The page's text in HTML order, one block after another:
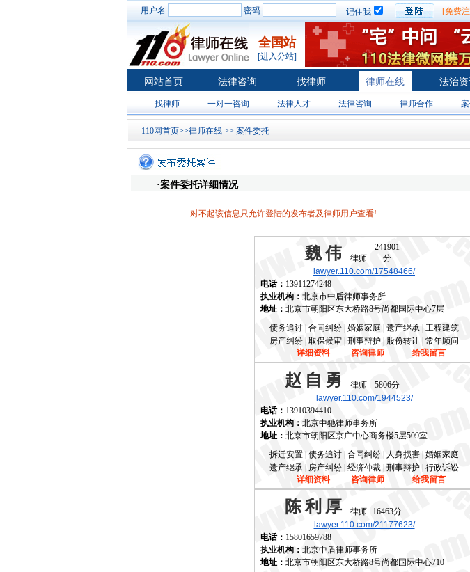
用户名 密码 记住我 [免费
全国站
[进入分站]
网站首页 法律咨询 找律师 律师在线 法治
找律师 一对一咨询 法律人才 法律咨询 律师合作
110网首页>>律师在线 >> 案件委托
·案件委托详细情况
对不起该信息只允许登陆的发布者及律师用户查看!
魏伟 律师
241901
分
lawyer.110.com/17548466/
电话： 13911274248
执业机构： 北京市中盾律师事务所
地址： 北京市朝阳区东大桥路8号尚都国际中心7层
债务追讨 | 合同纠纷 | 婚姻家庭 | 遗产继承 | 工程建筑
房产纠纷 | 取保候审 | 刑事辩护 | 股份转让 | 常年顾问
详细资料
咨询律师 给我留言
赵自勇 律师
5806分
lawyer.110.com/1944523/
电话： 13910394410
执业机构： 北京中驰律师事务所
地址： 北京市朝阳区京广中心商务楼5层509室
拆迁安置 | 债务追讨 | 合同纠纷 | 人身损害 | 婚姻家庭
遗产继承 | 房产纠纷 | 经济仲裁 | 刑事辩护 | 行政诉讼
详细资料
咨询律师 给我留言
陈利厚 律师
16463分
lawyer.110.com/21177623/
电话： 15801659788
执业机构： 北京中盾律师事务所
地址： 北京市朝阳区东大桥路8号尚都国际中心710